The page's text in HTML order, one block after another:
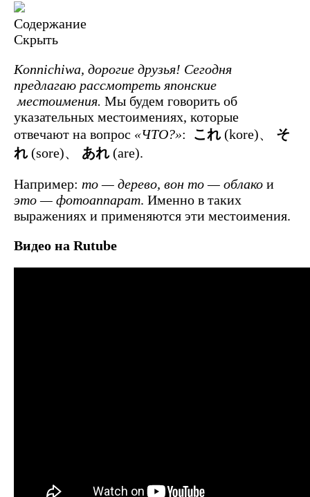
Содержание
Скрыть
Konnichiwa, дорогие друзья! Сегодня
предлагаю рассмотреть японские
местоимения. Мы будем говорить об
указательных местоимениях, которые
отвечают на вопрос «ЧТО?»: これ(kore)、 そ
れ(sore)、 あれ(are).
Например: то — дерево, вон то — облако и
это — фотоаппарат. Именно в таких
выражениях и применяются эти местоимения.
Видео на Rutube